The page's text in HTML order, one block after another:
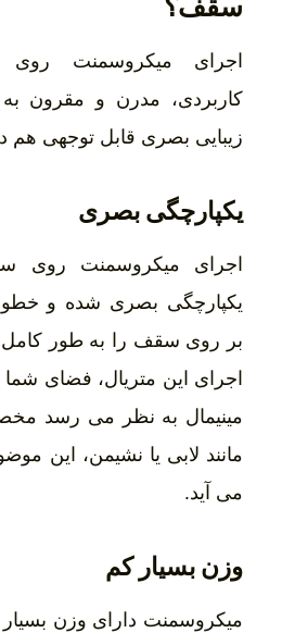
اجرای میکروسمنت روی
کاربردی، مدرن و مقرون
زیبایی بصری قابل توجهی هم
یکپارچگی بصری
اجرای میکروسمنت روی
یکپارچگی بصری شده و
بر روی سقف را به طور کامل
اجرای این متریال، فضای
مینیمال به نظر می رسد
مانند لابی یا نشیمن، این
می آید.
وزن بسیار کم
میکروسمنت دارای وزن